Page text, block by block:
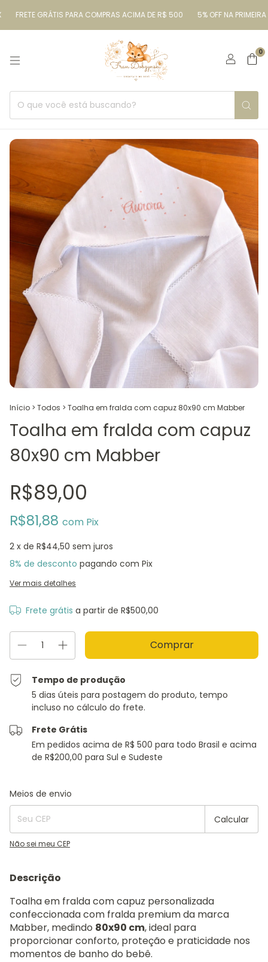
FRETE GRÁTIS PARA COMPRAS ACIMA DE R$ 500 5% OFF NA PRIMEIRA
0
Início > Todos > Toalha em fralda com capuz 80x90 cm Mabber
Toalha em fralda com capuz
80x90 cm Mabber
R$89,00
R$81,88 com Pix
2 x de R$44,50 sem juros
8% de desconto pagando com Pix
Ver mais detalhes
Frete grátis a partir de R$500,00
Tempo de produção
5 dias úteis para postagem do produto, tempo
incluso no cálculo do frete.
Frete Grátis
Em pedidos acima de R$ 500 para todo Brasil e acima
de R$200,00 para Sul e Sudeste
Entregas para o CEP:
Meios de envio
Calcular
Não sei meu CEP
Descrição
Toalha em fralda com capuz personalizada
confeccionada com fralda premium da marca
Mabber, medindo 80x90 cm, ideal para
proporcionar conforto, proteção e praticidade nos
momentos de banho do bebê.